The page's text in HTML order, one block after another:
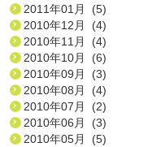
2011年01月 (5)
2010年12月 (4)
2010年11月 (4)
2010年10月 (6)
2010年09月 (3)
2010年08月 (4)
2010年07月 (2)
2010年06月 (3)
2010年05月 (5)